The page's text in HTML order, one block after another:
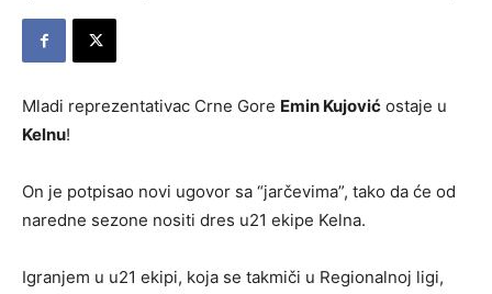
Mladi reprezentativac Crne Gore Emin Kujović ostaje u
Kelnu!
On je potpisao novi ugovor sa “jarčevima”, tako da će od
naredne sezone nositi dres u21 ekipe Kelna.
Igranjem u u21 ekipi, koja se takmiči u Regionalnoj ligi,